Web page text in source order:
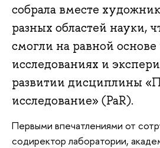
собрала вместе
разных областей науки,
смогли на равной основе
исследованиях и
развитии дисциплины
исследование» (PaR).
Первыми впечатлениями от
содиректор лаборатории,